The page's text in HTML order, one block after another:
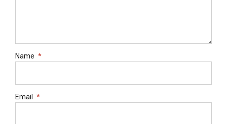
Name *
Email *